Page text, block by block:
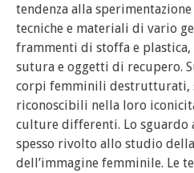
tendenza alla
tecniche e materiali di vario
frammenti di stoffa e
sutura e oggetti di recupero.
corpi femminili destrutturati,
riconoscibili nella loro
culture differenti. Lo sguardo
spesso rivolto allo studio della
dell’immagine femminile. Le